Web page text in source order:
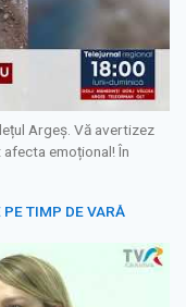
Argeș. Vă avertizez
emoțional! În
TIMP DE VARĂ